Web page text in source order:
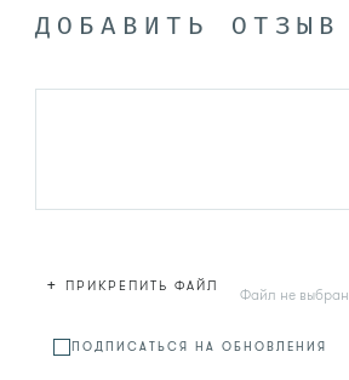
ДОБАВИТЬ ОТЗЫВ
+ ПРИКРЕПИТЬ ФАЙЛ Файл не выбран
ПОДПИСАТЬСЯ НА ОБНОВЛЕНИЯ